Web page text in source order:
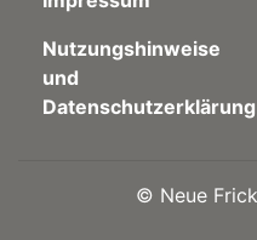
App
Nutzungshinweise
und
Datenschutzerklärung
© Neue